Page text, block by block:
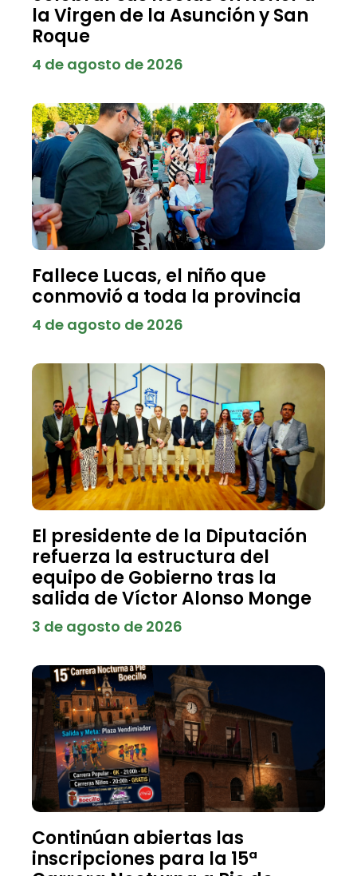
la Virgen de la Asunción y San
Roque
4 de agosto de 2026
Fallece Lucas, el niño que
conmovió a toda la provincia
4 de agosto de 2026
El presidente de la Diputación
refuerza la estructura del
equipo de Gobierno tras la
salida de Víctor Alonso Monge
3 de agosto de 2026
Continúan abiertas las
inscripciones para la 15ª